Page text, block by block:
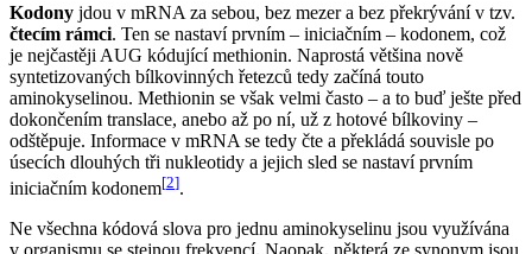
Kodony jdou v mRNA za sebou, bez mezer a bez překrývání v tzv.
čtecím rámci. Ten se nastaví prvním – iniciačním – kodonem, což
je nejčastěji AUG kódující methionin. Naprostá většina nově
syntetizovaných bílkovinných řetezců tedy začíná touto
aminokyselinou. Methionin se však velmi často – a to buď ješte před
dokončením translace, anebo až po ní, už z hotové bílkoviny –
odštěpuje. Informace v mRNA se tedy čte a překládá souvisle po
úsecích dlouhých tři nukleotidy a jejich sled se nastaví prvním
iniciačním kodonem[2].
Ne všechna kódová slova pro jednu aminokyselinu jsou využívána
v organismu se stejnou frekvencí. Naopak, některá ze synonym jsou